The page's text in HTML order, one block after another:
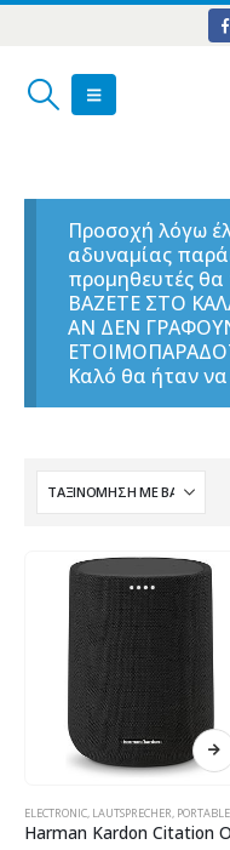
Προσοχή λόγω
αδυναμίας
προμηθευτές
ΒΑΖΕΤΕ ΣΤΟ
ΑΝ ΔΕΝ
Καλό θα ήταν να
ELECTRONIC LAUTSPRECHER PORTABLE